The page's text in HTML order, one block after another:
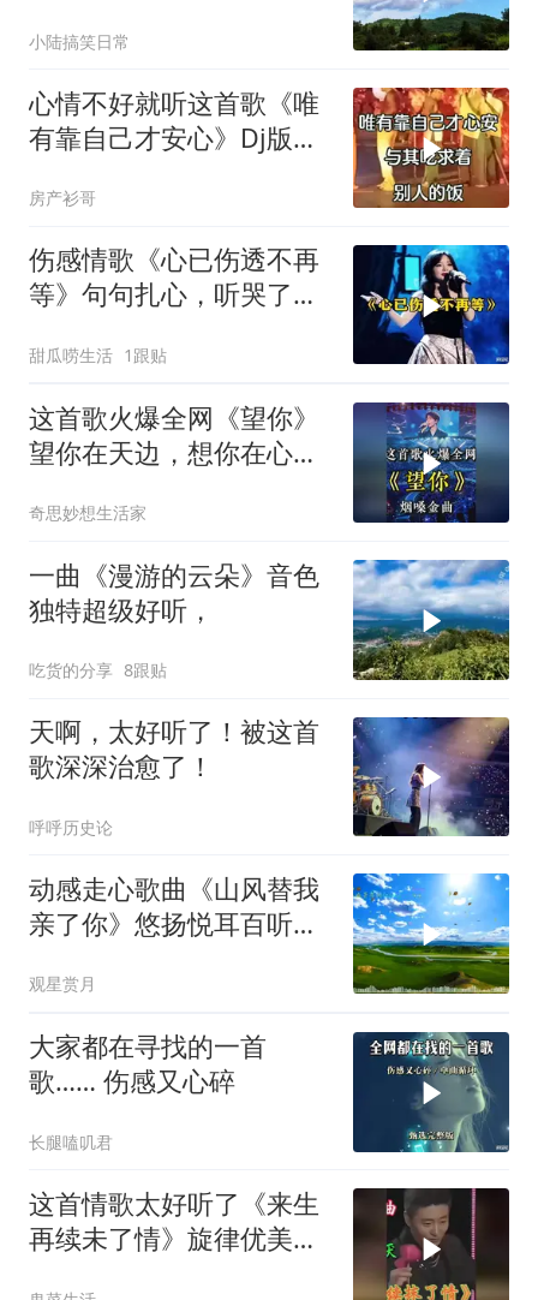
小陆搞笑日常
心情不好就听这首歌《唯
有靠自己才安心》Dj版，
房产衫哥
伤感情歌《心已伤透不再
等》句句扎心，听哭了多
甜瓜唠生活 1跟贴
这首歌火爆全网《望你》
望你在天边，想你在心
奇思妙想生活家
一曲《漫游的云朵》音色
独特超级好听，
吃货的分享 8跟贴
天啊，太好听了！被这首
歌深深治愈了！
呼呼历史论
动感走心歌曲《山风替我
亲了你》悠扬悦耳百听不
观星赏月
大家都在寻找的一首
歌…… 伤感又心碎
长腿嗑叽君
这首情歌太好听了《来生
再续未了情》旋律优美，